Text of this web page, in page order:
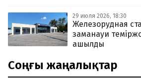
29 июля 2026, 18:30
Железорудная
заманауи
ашылды
Соңғы жаңалықтар